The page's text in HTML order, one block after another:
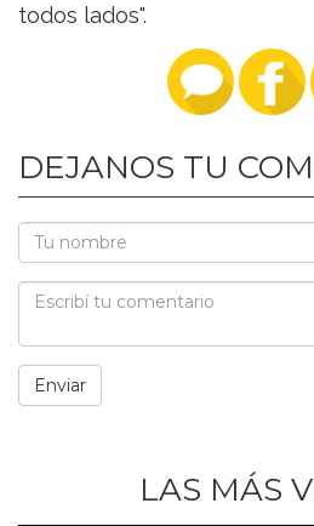
todos lados".
DEJANOS TU
LAS MÁS